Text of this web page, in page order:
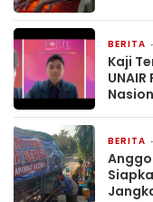
BERITA
Kaji
BERITA